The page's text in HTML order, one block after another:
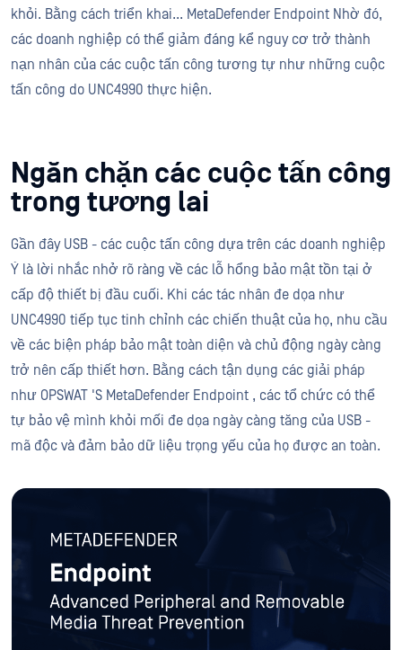
khỏi. Bằng cách triển khai... MetaDefender Endpoint Nhờ đó,
các doanh nghiệp có thể giảm đáng kể nguy cơ trở thành
nạn nhân của các cuộc tấn công tương tự như những cuộc
tấn công do UNC4990 thực hiện.
Ngăn chặn các cuộc tấn công
trong tương lai
Gần đây USB - các cuộc tấn công dựa trên các doanh nghiệp
Ý là lời nhắc nhở rõ ràng về các lỗ hổng bảo mật tồn tại ở
cấp độ thiết bị đầu cuối. Khi các tác nhân đe dọa như
UNC4990 tiếp tục tinh chỉnh các chiến thuật của họ, nhu cầu
về các biện pháp bảo mật toàn diện và chủ động ngày càng
trở nên cấp thiết hơn. Bằng cách tận dụng các giải pháp
như OPSWAT 'S MetaDefender Endpoint , các tổ chức có thể
tự bảo vệ mình khỏi mối đe dọa ngày càng tăng của USB -
mã độc và đảm bảo dữ liệu trọng yếu của họ được an toàn.
METADEFENDER
Bảo vệ thiết bị ngoại vi và thiết bị lưu trữ di động trước các
Tìm Hiểu Thêm